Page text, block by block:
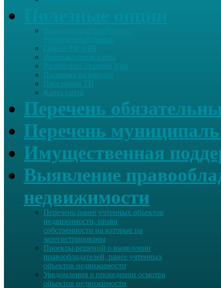
Гимны РФ и РБ
Интерактивная карта
Расписание станция Уфа
Проверка на вирусы
Программа ТВ
Карта сайта
Перечень
Перечень
Имущественная
Выявление
недвижимости
Перечень ранее учтенных объектов
недвижимости, право
собственности на которые на
зарегистрированы
Проекты решений о выявлении
правообладателей, ранее учтенных
объектов недвижимости
Уведомления о проведении осмотра
объектов недвижимости